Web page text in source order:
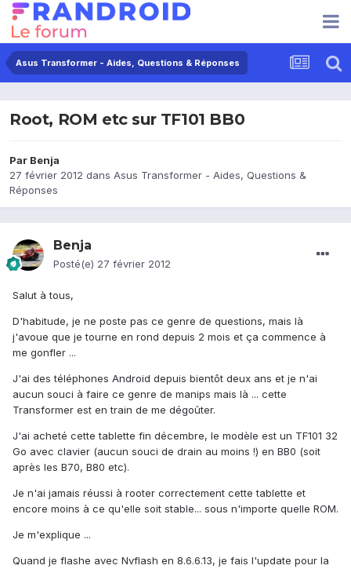
Asus Transformer - Aides, Questions & Réponses
Root, ROM etc sur TF101 BB0
Par Benja
27 février 2012 dans Asus Transformer - Aides, Questions &
Réponses
Benja
Posté(e) 27 février 2012
Salut à tous,
D'habitude, je ne poste pas ce genre de questions, mais là
j'avoue que je tourne en rond depuis 2 mois et ça commence à
me gonfler ...
J'ai des téléphones Android depuis bientôt deux ans et je n'ai
aucun souci à faire ce genre de manips mais là ... cette
Transformer est en train de me dégoûter.
J'ai acheté cette tablette fin décembre, le modèle est un TF101 32
Go avec clavier (aucun souci de drain au moins !) en BB0 (soit
après les B70, B80 etc).
Je n'ai jamais réussi à rooter correctement cette tablette et
encore moins à ce qu'elle soit stable... sous n'importe quelle ROM.
Je m'explique ...
Quand je flashe avec Nvflash en 8.6.6.13, je fais l'update pour la